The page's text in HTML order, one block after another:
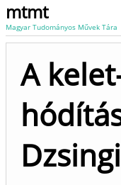
mtmt
Magyar Tudományos Művek Tára
A